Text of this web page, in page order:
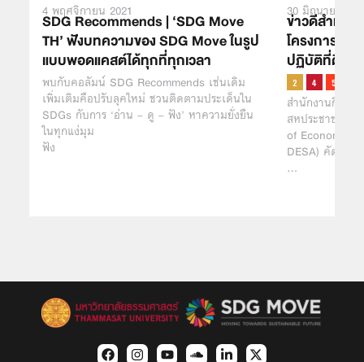
4 พฤศจิกายน 2021
SDG Recommends | ‘SDG Move
TH’ ฟังบทความของ SDG Move ในรูป
แบบพอดแคสต์ได้ทุกที่ทุกเวลา
พบกับคอลัมน์ SDG Recommends เช่นเดิม
เพิ่มเติมคือปรับลุคใหม่ ชวนติดตามประเด็นใน
SDGs กับการ ‘อ่าน – ดู – ฟัง’ หาความยั่งยืน
ในทุกแง่มุม
ฟัง
30 มิถุนายน
ข่าวดีสำหรับ
โครงการขอ
ปฏิบัติที่ดีในก
สำนักงานกิจกา
สหประชาชาติ
of Economic
DESA) คัดเลือ
…